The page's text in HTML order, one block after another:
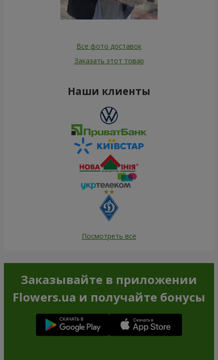
Все фото доставок
Заказать этот товар
Наши клиенты
Посмотреть все
Заказывайте в приложении
Flowers.ua и получайте бонусы